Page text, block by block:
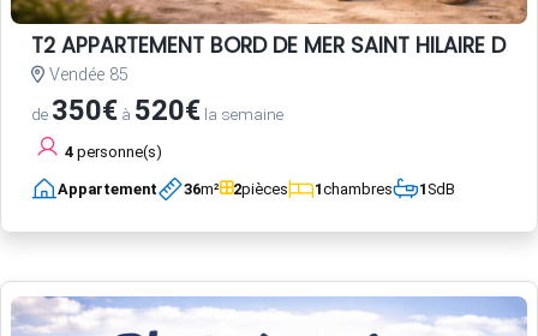
T2 APPARTEMENT BORD DE MER SAINT HILAIRE DE
Vendée 85
de 350€ à 520€ la semaine
4 personne(s)
Appartement 36m² 2pièces 1chambres 1SdB